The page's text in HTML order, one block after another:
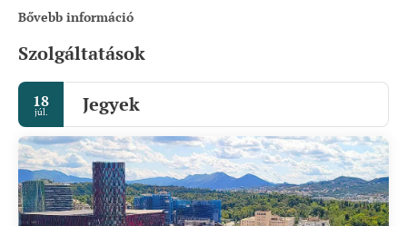
Bővebb információ
Szolgáltatások
18
júl. Jegyek